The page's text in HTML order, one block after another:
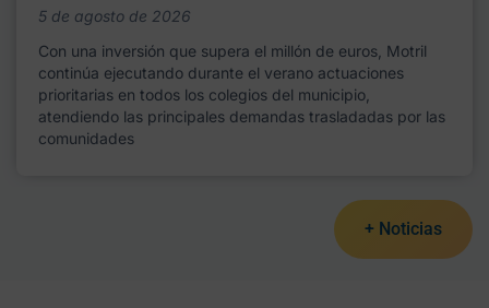
5 de agosto de 2026
Con una inversión que supera el millón de euros, Motril
continúa ejecutando durante el verano actuaciones
prioritarias en todos los colegios del municipio,
atendiendo las principales demandas trasladadas por las
comunidades
+ Noticias